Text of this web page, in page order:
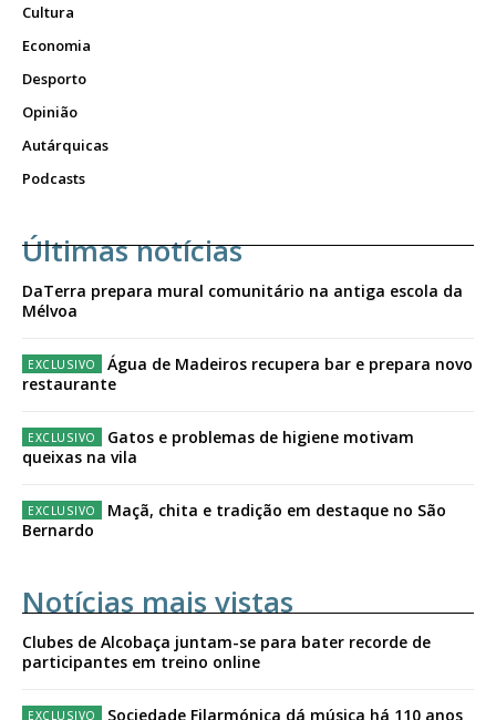
Cultura
Economia
Desporto
Opinião
Autárquicas
Podcasts
Últimas notícias
DaTerra prepara mural comunitário na antiga escola da
Mélvoa
Água de Madeiros recupera bar e prepara novo
restaurante
Gatos e problemas de higiene motivam
queixas na vila
Maçã, chita e tradição em destaque no São
Bernardo
Notícias mais vistas
Clubes de Alcobaça juntam-se para bater recorde de
participantes em treino online
Sociedade Filarmónica dá música há 110 anos